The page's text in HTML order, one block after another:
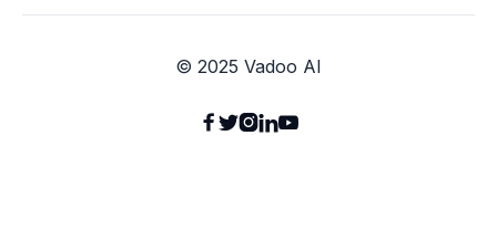
© 2025 Vadoo AI
 